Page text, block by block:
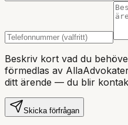
Beskriv kort vad du
förmedlas av
ditt ärende — du blir
Skicka förfrågan